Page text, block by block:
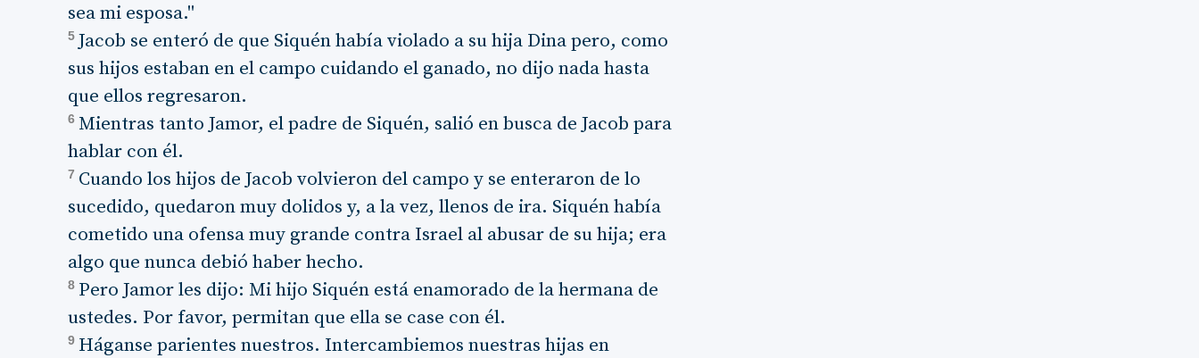
sea mi esposa."
5Jacob se enteró de que Siquén había violado a su hija Dina pero, como
sus hijos estaban en el campo cuidando el ganado, no dijo nada hasta
que ellos regresaron.
6 Mientras tanto Jamor, el padre de Siquén, salió en busca de Jacob para
hablar con él.
7 Cuando los hijos de Jacob volvieron del campo y se enteraron de lo
sucedido, quedaron muy dolidos y, a la vez, llenos de ira. Siquén había
cometido una ofensa muy grande contra Israel al abusar de su hija; era
algo que nunca debió haber hecho.
8 Pero Jamor les dijo: Mi hijo Siquén está enamorado de la hermana de
ustedes. Por favor, permitan que ella se case con él.
9 Háganse parientes nuestros. Intercambiemos nuestras hijas en